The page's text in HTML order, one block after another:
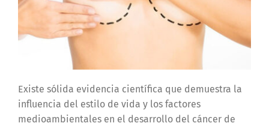
Existe sólida evidencia científica que demuestra la
influencia del estilo de vida y los factores
medioambientales en el desarrollo del cáncer de